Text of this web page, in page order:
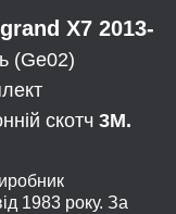
X7 2013-
(Ge02)
скотч 3М.
1983 року. За